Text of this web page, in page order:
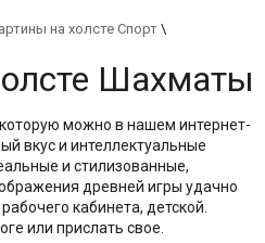
на холсте Спорт \
Шахматы
можно в нашем интернет-
вкус и интеллектуальные
и стилизованные,
древней игры удачно
кабинета, детской.
или прислать свое.